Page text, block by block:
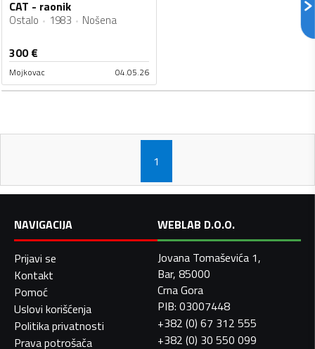
CAT - raonik
Ostalo 1983 Nošena
300€
Mojkovac 04.05.26
1
NAVIGACIJA
Prijavi se
Kontakt
Pomoć
Uslovi korišćenja
Politika privatnosti
Prava potrošača
WEBLAB D.O.O.
Jovana Tomaševića 1,
Bar, 85000
Crna Gora
PIB: 03007448
+382 (0) 67 312 555
+382 (0) 30 550 099